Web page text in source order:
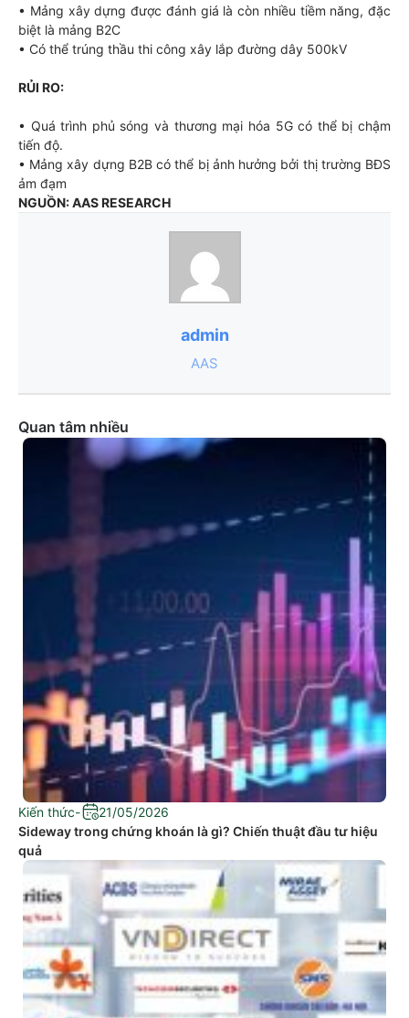
• Mảng xây dựng được đánh giá là còn nhiều tiềm năng, đặc
biệt là mảng B2C
• Có thể trúng thầu thi công xây lắp đường dây 500kV
RỦI RO:
• Quá trình phủ sóng và thương mại hóa 5G có thể bị chậm
tiến độ.
• Mảng xây dựng B2B có thể bị ảnh hưởng bởi thị trường BĐS
ảm đạm
NGUỒN: AAS RESEARCH
admin
AAS
Quan tâm nhiều
Kiến thức-
21/05/2026
Sideway trong chứng khoán là gì? Chiến thuật đầu tư hiệu
quả